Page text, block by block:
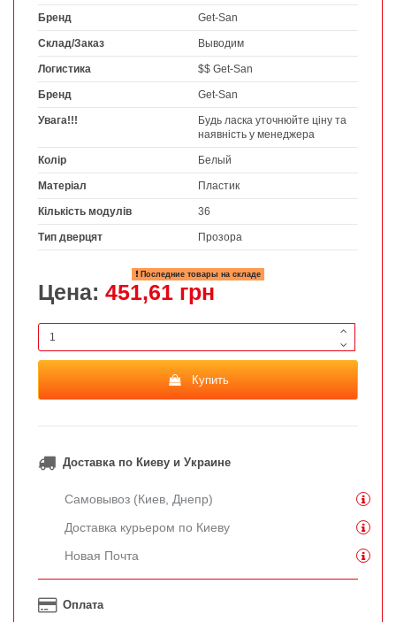
Бренд Get-San
Склад/Заказ Выводим
Логистика $$ Get-San
Бренд Get-San
Увага!!!
Будь ласка уточнюйте ціну та
наявність у менеджера
Колір Белый
Матеріал Пластик
Кількість модулів 36
Тип дверцят Прозора
Последние товары на складе
Цена: 451,61 грн
Купить
Доставка по Киеву и Украине
Самовывоз (Киев, Днепр)
Доставка курьером по Киеву
Новая Почта
Оплата